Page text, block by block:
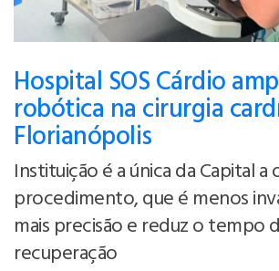
Hospital SOS Cárdio
robótica na cirurgia
Florianópolis
Instituição é a única da Capital
procedimento, que é menos
mais precisão e reduz o tempo
recuperação